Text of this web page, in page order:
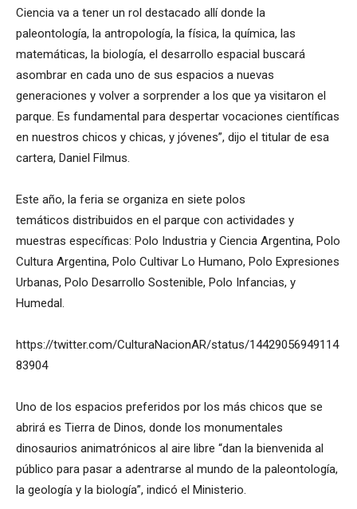
Ciencia va a tener un rol destacado allí donde la
paleontología, la antropología, la física, la química, las
matemáticas, la biología, el desarrollo espacial buscará
asombrar en cada uno de sus espacios a nuevas
generaciones y volver a sorprender a los que ya visitaron el
parque. Es fundamental para despertar vocaciones científicas
en nuestros chicos y chicas, y jóvenes”, dijo el titular de esa
cartera, Daniel Filmus.
Este año, la feria se organiza en siete polos
temáticos distribuidos en el parque con actividades y
muestras específicas: Polo Industria y Ciencia Argentina, Polo
Cultura Argentina, Polo Cultivar Lo Humano, Polo Expresiones
Urbanas, Polo Desarrollo Sostenible, Polo Infancias, y
Humedal.
https://twitter.com/CulturaNacionAR/status/14429056949114
83904
Uno de los espacios preferidos por los más chicos que se
abrirá es Tierra de Dinos, donde los monumentales
dinosaurios animatrónicos al aire libre “dan la bienvenida al
público para pasar a adentrarse al mundo de la paleontología,
la geología y la biología”, indicó el Ministerio.